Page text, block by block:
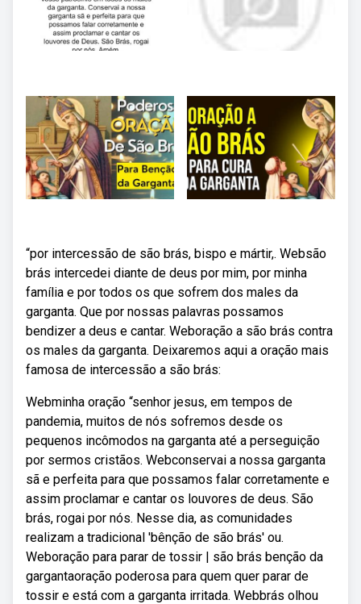
“por intercessão de são brás, bispo e mártir,. Websão
brás intercedei diante de deus por mim, por minha
família e por todos os que sofrem dos males da
garganta. Que por nossas palavras possamos
bendizer a deus e cantar. Weboração a são brás contra
os males da garganta. Deixaremos aqui a oração mais
famosa de intercessão a são brás:
Webminha oração “senhor jesus, em tempos de
pandemia, muitos de nós sofremos desde os
pequenos incômodos na garganta até a perseguição
por sermos cristãos. Webconservai a nossa garganta
sã e perfeita para que possamos falar corretamente e
assim proclamar e cantar os louvores de deus. São
brás, rogai por nós. Nesse dia, as comunidades
realizam a tradicional 'bênção de são brás' ou.
Weboração para parar de tossir | são brás benção da
gargantaoração poderosa para quem quer parar de
tossir e está com a garganta irritada. Webbrás olhou